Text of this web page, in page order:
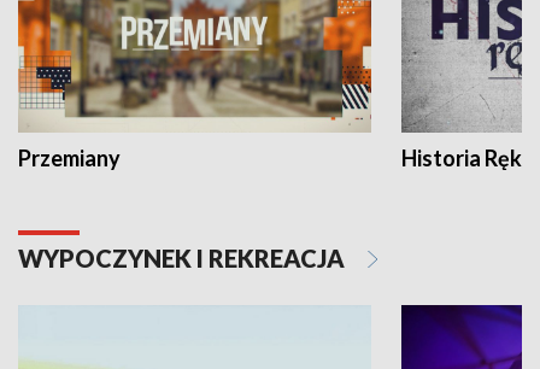
Przemiany Historia Ręką
WYPOCZYNEK I REKREACJA